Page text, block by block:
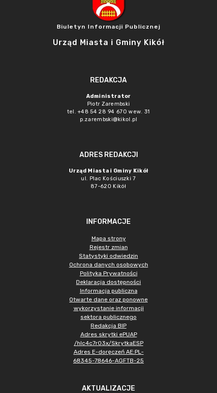
Biuletyn Informacji Publicznej
Urząd Miasta i Gminy Kikół
REDAKCJA
Administrator
Piotr Zarembski
tel. +48 54 28 94 670 wew. 31
p.zarembski@kikol.pl
ADRES REDAKCJI
Urząd Miasta i Gminy Kikół
ul. Plac Kościuszki 7
87-620 Kikół
INFORMACJE
Mapa strony
Rejestr zmian
Statystyki odwiedzin
Ochrona danych osobowych
Polityka Prywatności
Deklaracja dostępności
Informacja publiczna
Otwarte dane oraz ponowne
wykorzystanie informacji
sektora publicznego
Redakcja BIP
Adres skrytki ePUAP
/hlc4c7r03x/SkrytkaESP
Adres E-doręczeń AE:PL-
68345-78646-AGFTB-25
AKTUALIZACJE